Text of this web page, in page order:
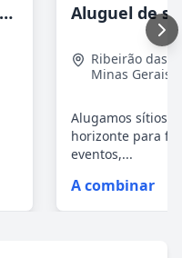
aluguel telas datashow cadeiras uberlândia
Ribeirão das
Minas Gerais
Alugamos sítios
horizonte para
eventos,...
A combinar